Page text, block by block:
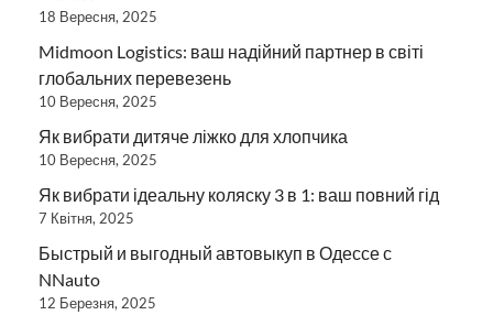
18 Вересня, 2025
Midmoon Logistics: ваш надійний партнер в світі
глобальних перевезень
10 Вересня, 2025
Як вибрати дитяче ліжко для хлопчика
10 Вересня, 2025
Як вибрати ідеальну коляску 3 в 1: ваш повний гід
7 Квітня, 2025
Быстрый и выгодный автовыкуп в Одессе с
NNauto
12 Березня, 2025